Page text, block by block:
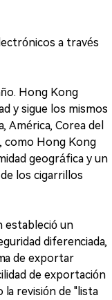
a través
Hong Kong
y sigue los mismos
Corea del
como Hong Kong
geográfica y un
los cigarrillos
estableció un
diferenciada,
de exportar
de exportación
revisión de "lista